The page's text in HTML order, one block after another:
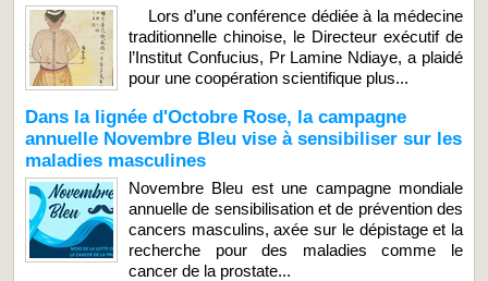
Lors d’une conférence dédiée à la médecine
traditionnelle chinoise, le Directeur exécutif de
l’Institut Confucius, Pr Lamine Ndiaye, a plaidé
pour une coopération scientifique plus...
Dans la lignée d'Octobre Rose, la campagne
annuelle Novembre Bleu vise à sensibiliser sur les
maladies masculines
Novembre Bleu est une campagne mondiale
annuelle de sensibilisation et de prévention des
cancers masculins, axée sur le dépistage et la
recherche pour des maladies comme le
cancer de la prostate...